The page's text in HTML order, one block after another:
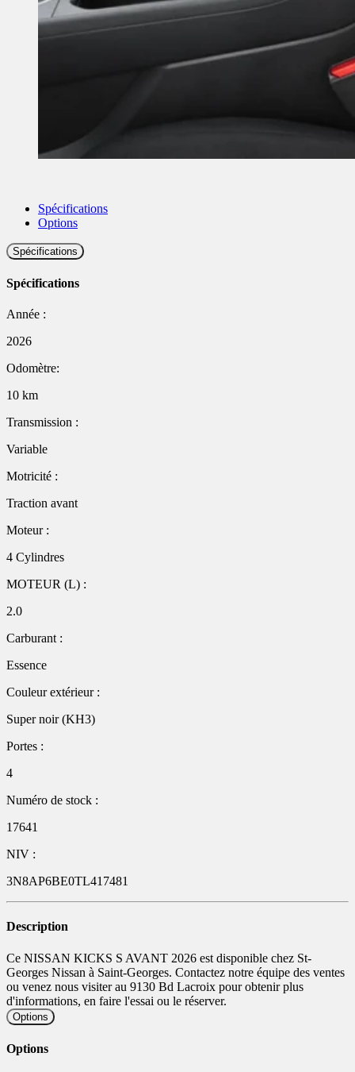
Spécifications
Options
Spécifications
Spécifications
Année :
2026
Odomètre:
10 km
Transmission :
Variable
Motricité :
Traction avant
Moteur :
4 Cylindres
MOTEUR (L) :
2.0
Carburant :
Essence
Couleur extérieur :
Super noir (KH3)
Portes :
4
Numéro de stock :
17641
NIV :
3N8AP6BE0TL417481
Description
Ce NISSAN KICKS S AVANT 2026 est disponible chez St-
Georges Nissan à Saint-Georges. Contactez notre équipe des ventes
ou venez nous visiter au 9130 Bd Lacroix pour obtenir plus
d'informations, en faire l'essai ou le réserver.
Options
Options